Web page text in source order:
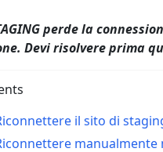
perde la
Devi risolvere prima
il sito di